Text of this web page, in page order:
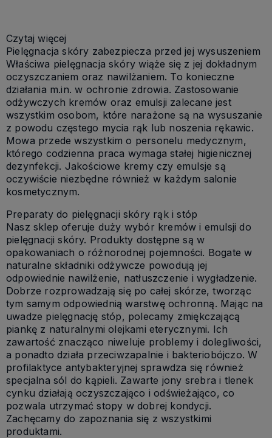
Czytaj więcej
Pielęgnacja skóry zabezpiecza przed jej wysuszeniem
Właściwa pielęgnacja skóry wiąże się z jej dokładnym
oczyszczaniem oraz nawilżaniem. To konieczne
działania m.in. w ochronie zdrowia. Zastosowanie
odżywczych kremów oraz emulsji zalecane jest
wszystkim osobom, które narażone są na wysuszanie
z powodu częstego mycia rąk lub noszenia rękawic.
Mowa przede wszystkim o personelu medycznym,
którego codzienna praca wymaga stałej higienicznej
dezynfekcji. Jakościowe kremy czy emulsje są
oczywiście niezbędne również w każdym salonie
kosmetycznym.
Preparaty do pielęgnacji skóry rąk i stóp
Nasz sklep oferuje duży wybór kremów i emulsji do
pielęgnacji skóry. Produkty dostępne są w
opakowaniach o różnorodnej pojemności. Bogate w
naturalne składniki odżywcze powodują jej
odpowiednie nawilżenie, natłuszczenie i wygładzenie.
Dobrze rozprowadzają się po całej skórze, tworząc
tym samym odpowiednią warstwę ochronną. Mając na
uwadze pielęgnację stóp, polecamy zmiękczającą
piankę z naturalnymi olejkami eterycznymi. Ich
zawartość znacząco niweluje problemy i dolegliwości,
a ponadto działa przeciwzapalnie i bakteriobójczo. W
profilaktyce antybakteryjnej sprawdza się również
specjalna sól do kąpieli. Zawarte jony srebra i tlenek
cynku działają oczyszczająco i odświeżająco, co
pozwala utrzymać stopy w dobrej kondycji.
Zachęcamy do zapoznania się z wszystkimi
produktami.